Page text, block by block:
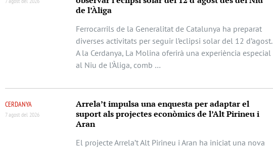
de l’Àliga
Ferrocarrils de la Generalitat de Catalunya ha preparat
diverses activitats per seguir l’eclipsi solar del 12 d’agost.
A la Cerdanya, La Molina oferirà una experiència especial
al Niu de l’Àliga, comb …
CERDANYA
7 agost del 2026
Arrela’t impulsa una enquesta per adaptar el
suport als projectes econòmics de l’Alt Pirineu i
Aran
El projecte Arrela’t Alt Pirineu i Aran ha iniciat una nova